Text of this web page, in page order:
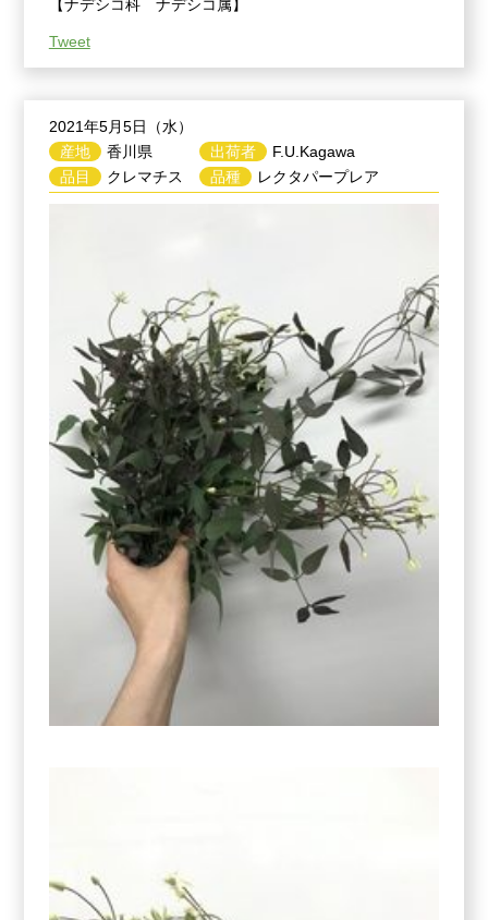
【ナデシコ科 ナデシコ属】
Tweet
2021年5月5日（水）
産地
香川県
品目
クレマチス
出荷者
F.U.Kagawa
品種
レクタパープレア